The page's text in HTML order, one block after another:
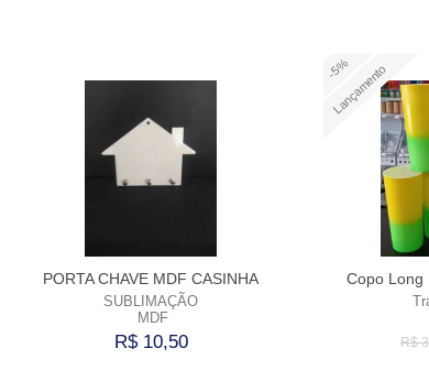
PORTA CHAVE MDF CASINHA
SUBLIMAÇÃO
MDF
R$ 10,50
-5%
Lançamento
Copo Long
R$